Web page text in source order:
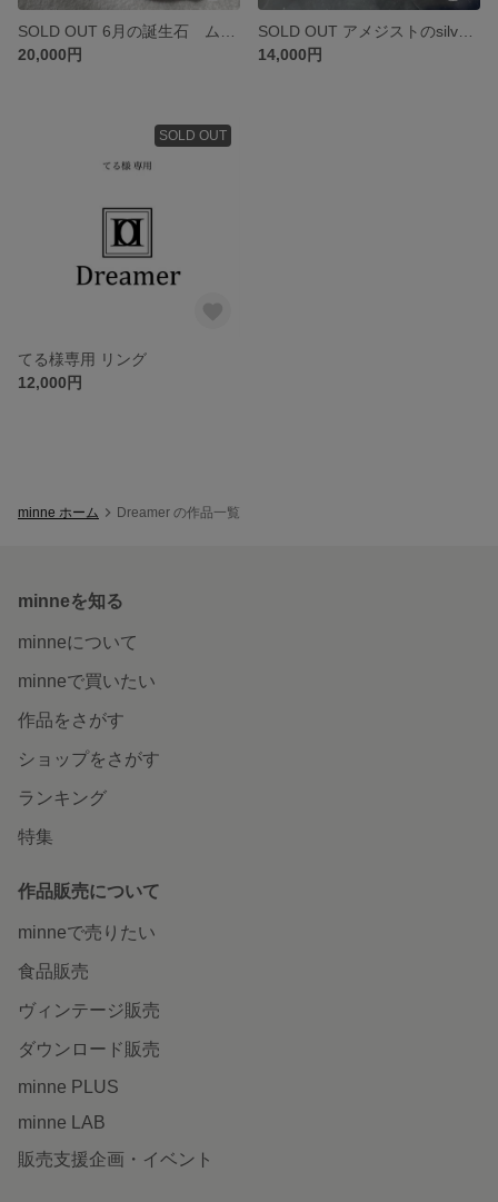
20,000円
14,000円
SOLD OUT
てる様専用 リング
12,000円
minne ホーム Dreamer の作品一覧
minneを知る
minneについて
minneで買いたい
作品をさがす
ショップをさがす
ランキング
特集
作品販売について
minneで売りたい
食品販売
ヴィンテージ販売
ダウンロード販売
minne PLUS
minne LAB
販売支援企画・イベント